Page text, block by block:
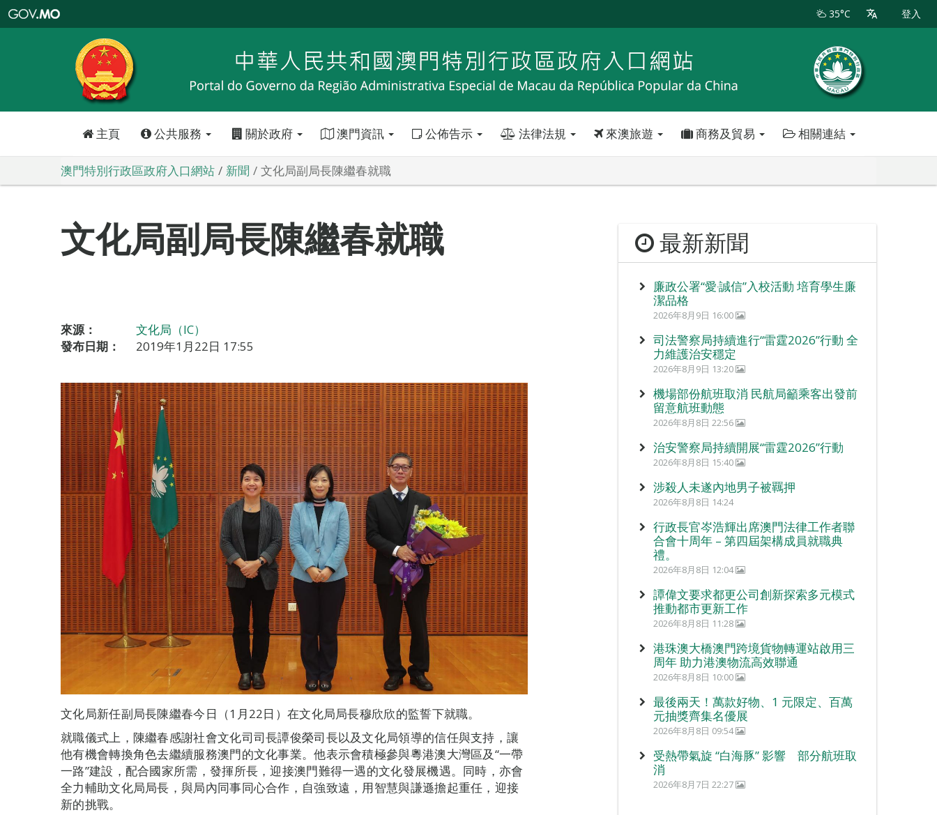
特
政
區
政
口
35°C 登入
主頁 公共服務 關於政府 澳門資訊 公佈告示 法律法規 來澳旅遊 商務及貿易 相關連結
澳門特別行政區政府入口網站 新聞 文化局副局長陳繼春就職
文化局副局長陳繼春就職
來源：
文化局（IC）
發布日期：
2019年1月22日 17:55
文化局新任副局長陳繼春今日（1月22日）在文化局局長穆欣欣的監誓下就職。
就職儀式上，陳繼春感謝社會文化司司長譚俊榮司長以及文化局領導的信任與支持，讓
他有機會轉換角色去繼續服務澳門的文化事業。他表示會積極參與粵港澳大灣區及“一帶
一路”建設，配合國家所需，發揮所長，迎接澳門難得一遇的文化發展機遇。同時，亦會
全力輔助文化局局長，與局內同事同心合作，自強致遠，用智慧與謙遜擔起重任，迎接
新的挑戰。
最新新聞
廉政公署“愛‧誠信”入校活動 培育學生廉
潔品格
2026年8月9日 16:00
司法警察局持續進行“雷霆2026”行動 全
力維護治安穩定
2026年8月9日 13:20
機場部份航班取消 民航局籲乘客出發前
留意航班動態
2026年8月8日 22:56
治安警察局持續開展“雷霆2026”行動
2026年8月8日 15:40
涉殺人未遂內地男子被羈押
2026年8月8日 14:24
行政長官岑浩輝出席澳門法律工作者聯
合會十周年 – 第四屆架構成員就職典
禮。
2026年8月8日 12:04
譚偉文要求都更公司創新探索多元模式
推動都市更新工作
2026年8月8日 11:28
港珠澳大橋澳門跨境貨物轉運站啟用三
周年 助力港澳物流高效聯通
2026年8月8日 10:00
最後兩天！萬款好物、1 元限定、百萬
元抽獎齊集名優展
2026年8月8日 09:54
受熱帶氣旋 “白海豚” 影響 部分航班取
消
2026年8月7日 22:27